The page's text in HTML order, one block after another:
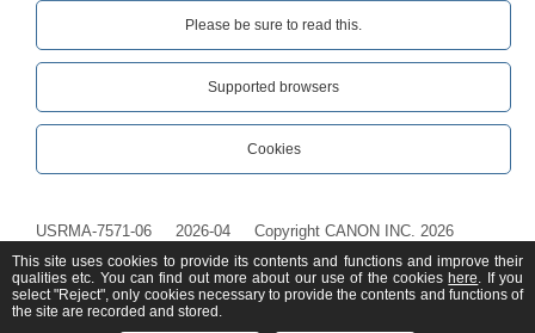
Please be sure to read this.‎
Supported browsers
Cookies
USRMA-7571-06 2026-04 Copyright CANON INC. 2026
This site uses cookies to provide its contents and functions and improve their
qualities etc. You can find out more about our use of the cookies here. If you
select "Reject", only cookies necessary to provide the contents and functions of
the site are recorded and stored.